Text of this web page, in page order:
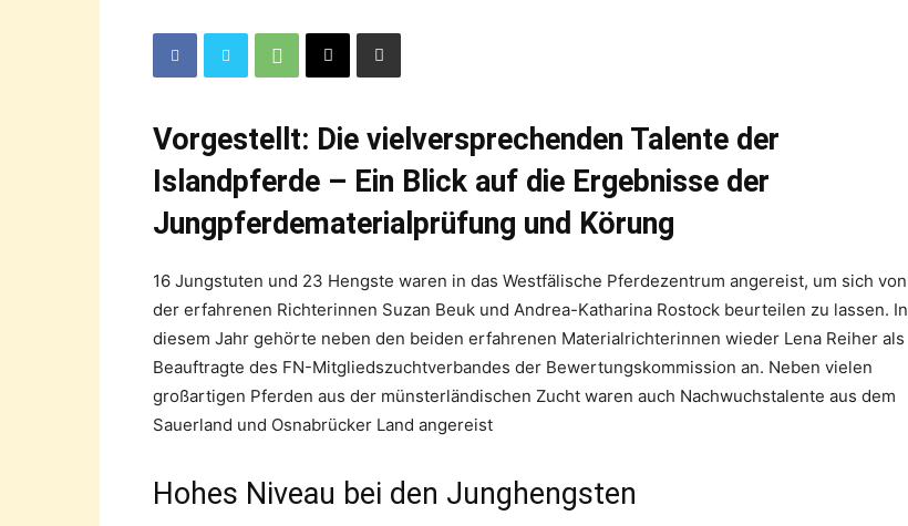
Vorgestellt: Die vielversprechenden Talente der
Islandpferde – Ein Blick auf die Ergebnisse der
Jungpferdematerialprüfung und Körung
16 Jungstuten und 23 Hengste waren in das Westfälische Pferdezentrum angereist, um sich von
der erfahrenen Richterinnen Suzan Beuk und Andrea-Katharina Rostock beurteilen zu lassen. In
diesem Jahr gehörte neben den beiden erfahrenen Materialrichterinnen wieder Lena Reiher als
Beauftragte des FN-Mitgliedszuchtverbandes der Bewertungskommission an. Neben vielen
großartigen Pferden aus der münsterländischen Zucht waren auch Nachwuchstalente aus dem
Sauerland und Osnabrücker Land angereist
Hohes Niveau bei den Junghengsten